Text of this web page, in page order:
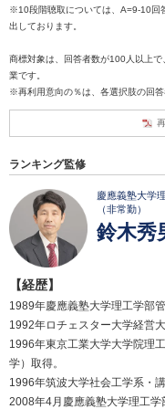
※10段階聴取については、A=9-10回
出しております。
商標対象は、回答者数が100人以上
業です。
※再利用意向の％は、各選択肢の回答
ランキング監修
慶應義塾大学
（非常勤）
鈴木秀
【経歴】
1989年慶應義塾大学理工学部
1992年ロチェスター大学経営
1996年東京工業大学大学院理
学）取得。
1996年筑波大学社会工学系・
2008年4月慶應義塾大学理工